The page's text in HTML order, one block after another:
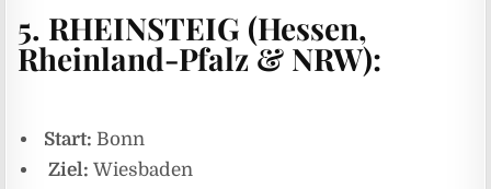
5. RHEINSTEIG (Hessen,
Rheinland-Pfalz & NRW):
Start: Bonn
Ziel:Wiesbaden